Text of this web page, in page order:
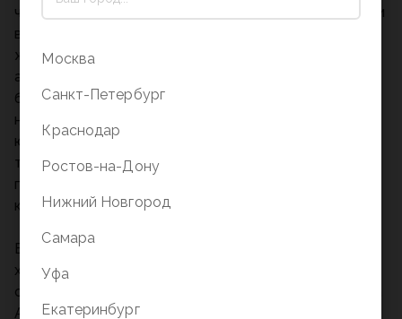
читателей, в том числе – на людей с ограниченными
возможностями здоровья. Посетителей фестиваля
ждут творческие встречи с писателями, лекции и
автограф-сессии, а также книжный маркет, где
будут представлены самые востребованные
новинки от ведущих российских издательств. Для
юных посетителей будут организованы
тематические мастер-классы, а школьники смогут
посоревноваться в ораторском мастерстве на
конкурсе чтецов.
Впервые на сцене ГДК в Благовещенке выступит
хэдлайнер фестиваля – одна из самых популярных
современных русских поэтов – Ах Астахова (Ирина
Астахова). Ее стихи о любви, потерях, поиске себя,
Москва
Санкт-Петербург
Краснодар
Ростов-на-Дону
Нижний Новгород
Самара
Уфа
Екатеринбург